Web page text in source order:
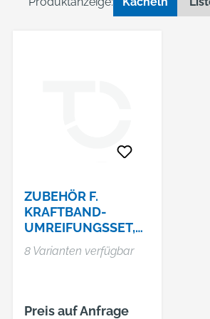
ZUBEHÖR F.
KRAFTBAND-
UMREIFUNGSSET,
POLYESTER,
STANDARD, 13–25
8 Varianten verfügbar
Preis auf Anfrage